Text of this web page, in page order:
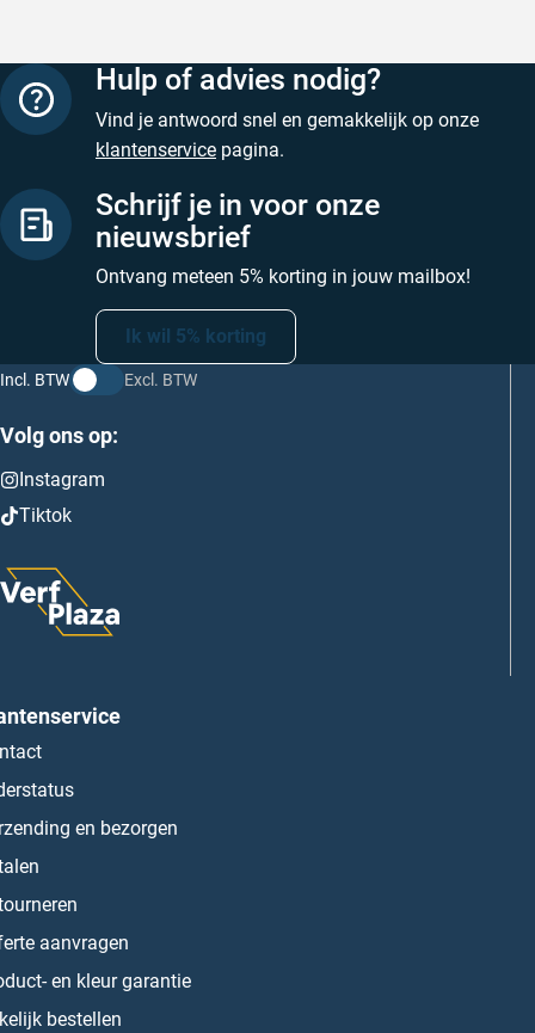
Hulp of advies nodig?
Vind je antwoord snel en gemakkelijk op onze
klantenservice pagina.
Schrijf je in voor onze
nieuwsbrief
Ontvang meteen 5% korting in jouw mailbox!
Ik wil 5% korting
Incl. BTW Excl. BTW
Volg ons op:
Instagram
Tiktok
en bezorgen
aanvragen
en kleur garantie
bestellen